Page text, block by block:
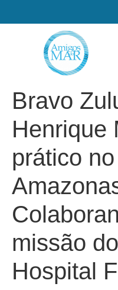
Bravo
Henrique
prático
missão
Hospital